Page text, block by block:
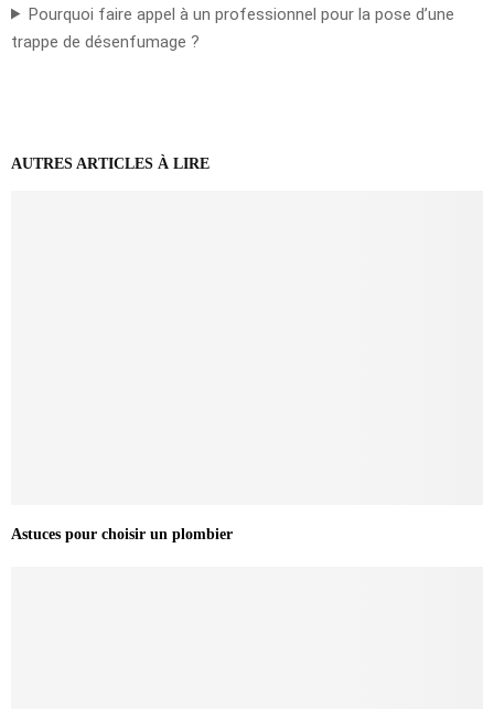
Pourquoi faire appel à un professionnel pour la pose d’une
trappe de désenfumage ?
AUTRES ARTICLES À LIRE
Astuces pour choisir un plombier